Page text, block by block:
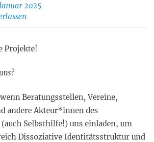
2025
Projekte!
Beratungsstellen, Vereine,
andere Akteur*innen des
Selbsthilfe!) uns einladen, um
Dissoziative Identitätsstruktur und